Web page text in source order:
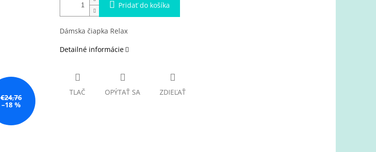
€24,76
–18 %
Pridať do košíka
Dámska čiapka Relax
Detailné informácie
TLAČ OPÝTAŤ SA ZDIEĽAŤ